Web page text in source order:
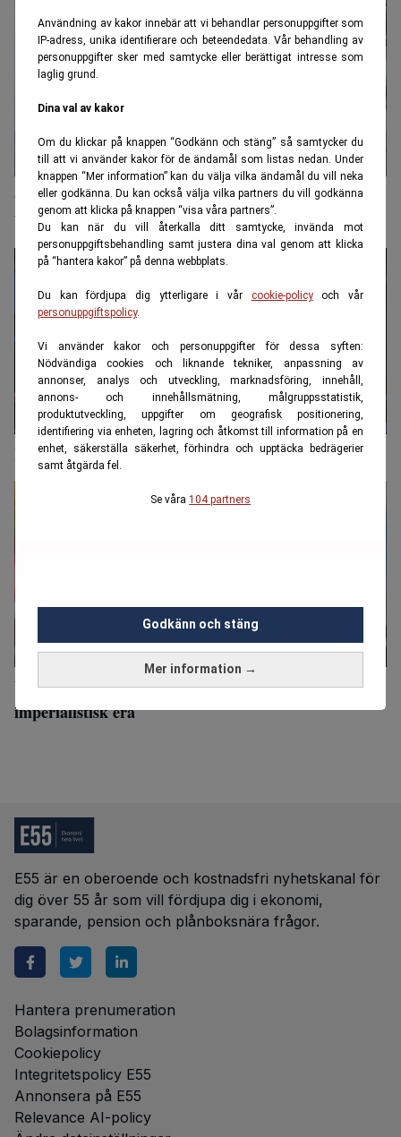
Användning av kakor innebär att vi behandlar personuppgifter som
IP-adress, unika identifierare och beteendedata. Vår behandling av
personuppgifter sker med samtycke eller berättigat intresse som
laglig grund.
Dina val av kakor
Om du klickar på knappen “Godkänn och stäng” så samtycker du
till att vi använder kakor för de ändamål som listas nedan. Under
knappen “Mer information” kan du välja vilka ändamål du vill neka
eller godkänna. Du kan också välja vilka partners du vill godkänna
genom att klicka på knappen “visa våra partners”.
Du kan när du vill återkalla ditt samtycke, invända mot
personuppgiftsbehandling samt justera dina val genom att klicka
på “hantera kakor” på denna webbplats.
Du kan fördjupa dig ytterligare i vår cookie-policyoch vår
personuppgiftspolicy.
Vi använder kakor och personuppgifter för dessa syften:
Nödvändiga cookies och liknande tekniker, anpassning av
annonser, analys och utveckling, marknadsföring, innehåll,
annons- och innehållsmätning, målgruppsstatistik,
produktutveckling, uppgifter om geografisk positionering,
identifiering via enheten, lagring och åtkomst till information på en
enhet, säkerställa säkerhet, förhindra och upptäcka bedrägerier
samt åtgärda fel.
Se våra 104 partners
Mer information →
Godkänn och stäng
Öppen kraftmätning till havs – ryskt fartyg
beslagtaget
Kostnaden för Trumps oljesatsning: 900 miljarder
Världspolitiken hårdnar – forskare varnar för ny
imperialistisk era
E55 är en oberoende och kostnadsfri nyhetskanal för
dig över 55 år som vill fördjupa dig i ekonomi,
sparande, pension och plånboksnära frågor.
Hantera prenumeration
Bolagsinformation
Cookiepolicy
Integritetspolicy E55
Annonsera på E55
Relevance AI-policy